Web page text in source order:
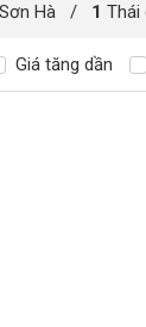
Hà / 1 Thái
Giá tăng dần